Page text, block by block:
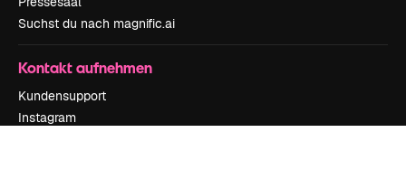
Suchst du nach magnific.ai
Kontakt aufnehmen
Kundensupport
Instagram